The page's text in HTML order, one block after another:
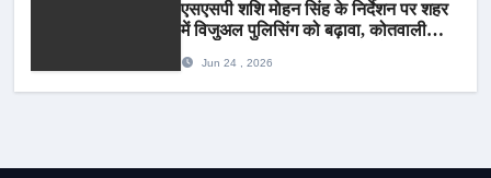
एसएसपी शशि मोहन सिंह के निर्देशन पर शहर
में विजुअल पुलिसिंग को बढ़ावा, कोतवाली
Jun 24 , 2026